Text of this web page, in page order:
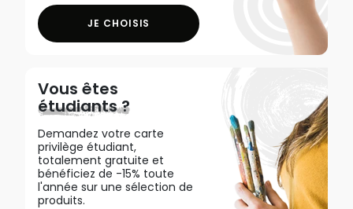
JE CHOISIS
Vous êtes
étudiants ?
Demandez votre carte
privilège étudiant,
totalement gratuite et
bénéficiez de -15% toute
l'année sur une sélection de
produits.